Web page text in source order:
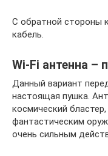
С обратной стороны
кабель.
Wi-Fi антенна –
Данный вариант
настоящая пушка.
космический
фантастическим
очень сильным